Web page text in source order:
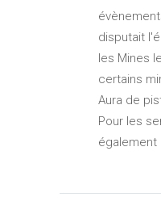
disputait
les Mines
certains
Aura de
Pour les
également